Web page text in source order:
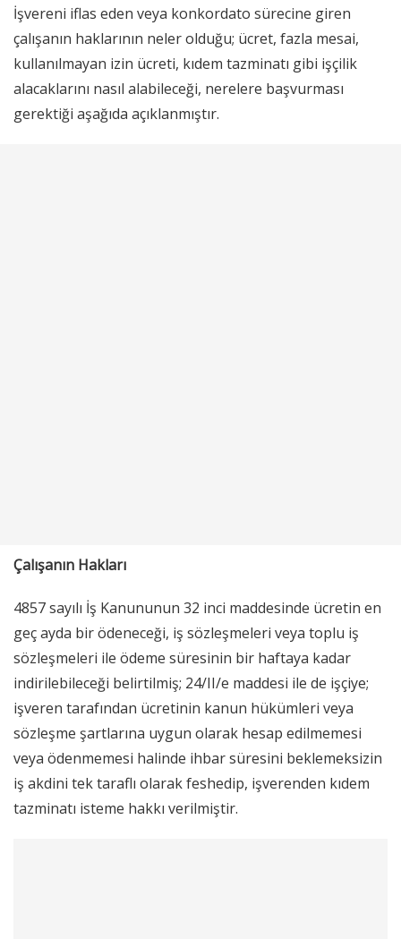
İşvereni iflas eden veya konkordato sürecine giren
çalışanın haklarının neler olduğu; ücret, fazla mesai,
kullanılmayan izin ücreti, kıdem tazminatı gibi işçilik
alacaklarını nasıl alabileceği, nerelere başvurması
gerektiği aşağıda açıklanmıştır.
Çalışanın Hakları
4857 sayılı İş Kanununun 32 inci maddesinde ücretin en
geç ayda bir ödeneceği, iş sözleşmeleri veya toplu iş
sözleşmeleri ile ödeme süresinin bir haftaya kadar
indirilebileceği belirtilmiş; 24/II/e maddesi ile de işçiye;
işveren tarafından ücretinin kanun hükümleri veya
sözleşme şartlarına uygun olarak hesap edilmemesi
veya ödenmemesi halinde ihbar süresini beklemeksizin
iş akdini tek taraflı olarak feshedip, işverenden kıdem
tazminatı isteme hakkı verilmiştir.